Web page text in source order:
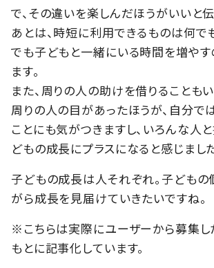
で、その違いを楽しんだほうがいいと伝
あとは、時短に利用できるものは何で
でも子どもと一緒にいる時間を増や
ます。
また、周りの人の助けを借りることも
周りの人の目があったほうが、自分で
ことにも気がつきますし、いろんな人
どもの成長にプラスになると感じました
子どもの成長は人それぞれ。子ども
がら成長を見届けていきたいですね。
※こちらは実際にユーザーから募集し
もとに記事化しています。